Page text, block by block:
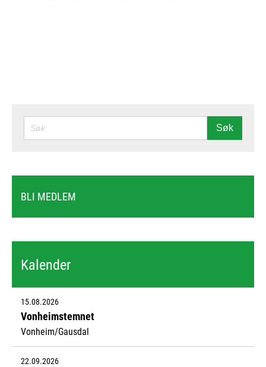
SØK Søk
BLI MEDLEM
Kalender
15.08.2026
Vonheimstemnet
Vonheim/Gausdal
22.09.2026